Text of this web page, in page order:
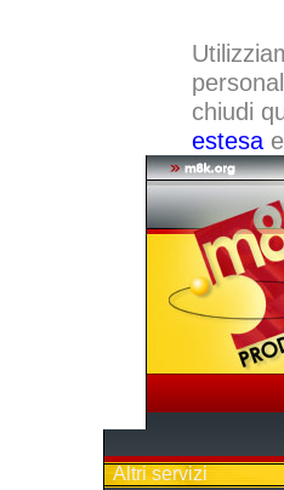
chiudi
estesae
Altri servizi